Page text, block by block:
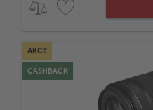
AKCE
CASHBACK